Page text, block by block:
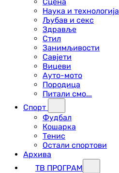
Наука и технологија
Љубав и секс
Здравље
Стил
Занимљивости
Савјети
Вицеви
Ауто-мото
Породица
Питали смо...
Спорт
Фудбал
Кошарка
Тенис
Остали спортови
Архива
ТВ ПРОГРАМ